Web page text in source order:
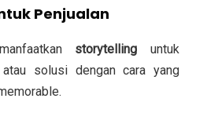
Penjualan
storytelling untuk
solusi dengan cara yang